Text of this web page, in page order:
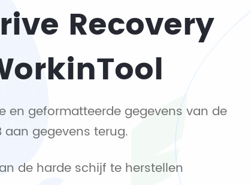
Recovery
en geformatteerde gegevens van de
gegevens terug.
de harde schijf te herstellen